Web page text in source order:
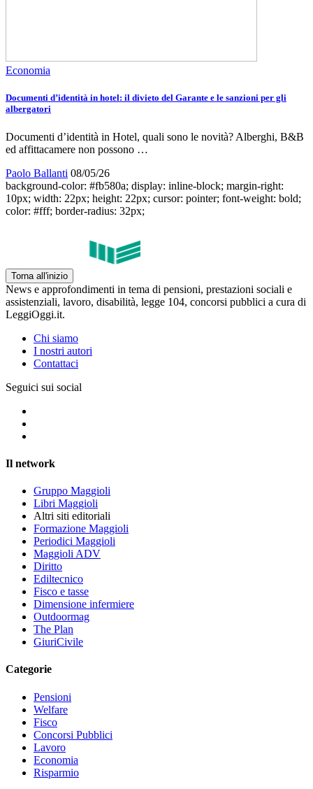
Economia
Documenti d’identità in hotel: il divieto del Garante e le sanzioni per gli
albergatori
Documenti d’identità in Hotel, quali sono le novità? Alberghi, B&B
ed affittacamere non possono …
Paolo Ballanti 08/05/26
background-color: #fb580a; display: inline-block; margin-right:
10px; width: 22px; height: 22px; cursor: pointer; font-weight: bold;
color: #fff; border-radius: 32px;
Torna all'inizio
News e approfondimenti in tema di pensioni, prestazioni sociali e
assistenziali, lavoro, disabilità, legge 104, concorsi pubblici a cura di
LeggiOggi.it.
Chi siamo
I nostri autori
Contattaci
Seguici sui social
Il network
Gruppo Maggioli
Libri Maggioli
Altri siti editoriali
Formazione Maggioli
Periodici Maggioli
Maggioli ADV
Diritto
Ediltecnico
Fisco e tasse
Dimensione infermiere
Outdoormag
The Plan
GiuriCivile
Categorie
Pensioni
Welfare
Fisco
Concorsi Pubblici
Lavoro
Economia
Risparmio